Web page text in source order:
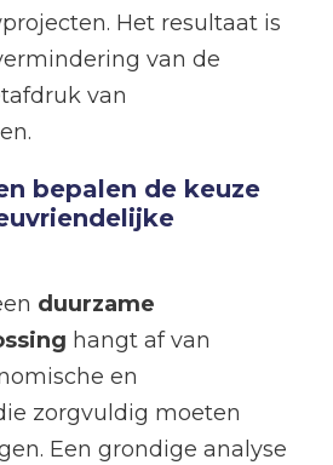
Het resultaat is
van de
van
bepalen de keuze
duurzame
hangt af van
en
zorgvuldig moeten
Een grondige analyse